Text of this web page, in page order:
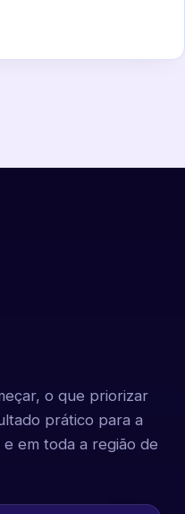
o que priorizar
prático para a
em toda a região de